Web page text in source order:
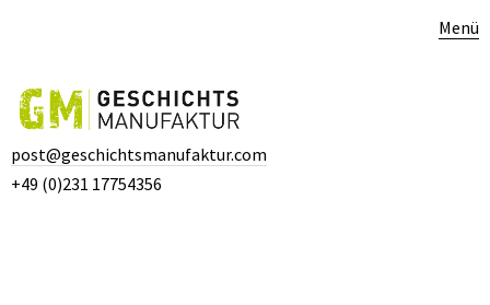
Menü
post@geschichtsmanufaktur.com
+49 (0)231 17754356